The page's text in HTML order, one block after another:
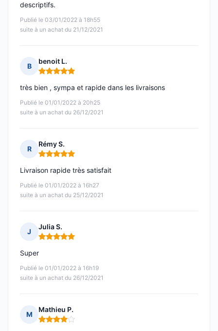
Publié le 03/01/2022 à 18h55
suite à un achat du 21/12/2021
descriptifs.
B
benoit L.
Note : 5 sur 5
Publié le 01/01/2022 à 20h25
suite à un achat du 26/12/2021
très bien , sympa et rapide dans les livraisons
R
Rémy S.
Note : 5 sur 5
Publié le 01/01/2022 à 16h27
suite à un achat du 25/12/2021
Livraison rapide très satisfait
J
Julia S.
Note : 5 sur 5
Publié le 01/01/2022 à 16h19
suite à un achat du 26/12/2021
Super
M
Mathieu P.
Note : 4 sur 5